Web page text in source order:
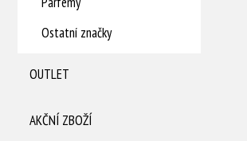
Ostatní značky
OUTLET
AKČNÍ ZBOŽÍ